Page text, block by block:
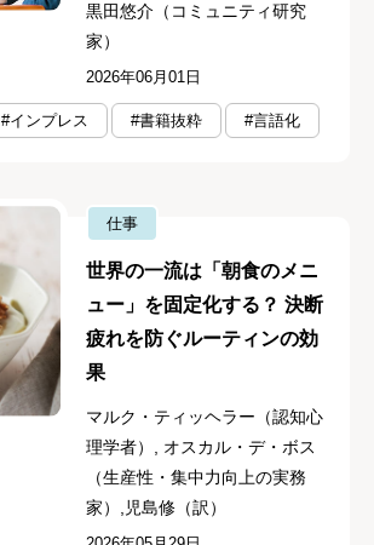
黒田悠介（コミュニティ研究
家）
2026年06月01日
#インプレス #書籍抜粋 #言語化
仕事
世界の一流は「朝食のメニ
ュー」を固定化する？ 決断
疲れを防ぐルーティンの効
果
マルク・ティッヘラー（認知心
理学者）, オスカル・デ・ボス
（生産性・集中力向上の実務
家）,児島修（訳）